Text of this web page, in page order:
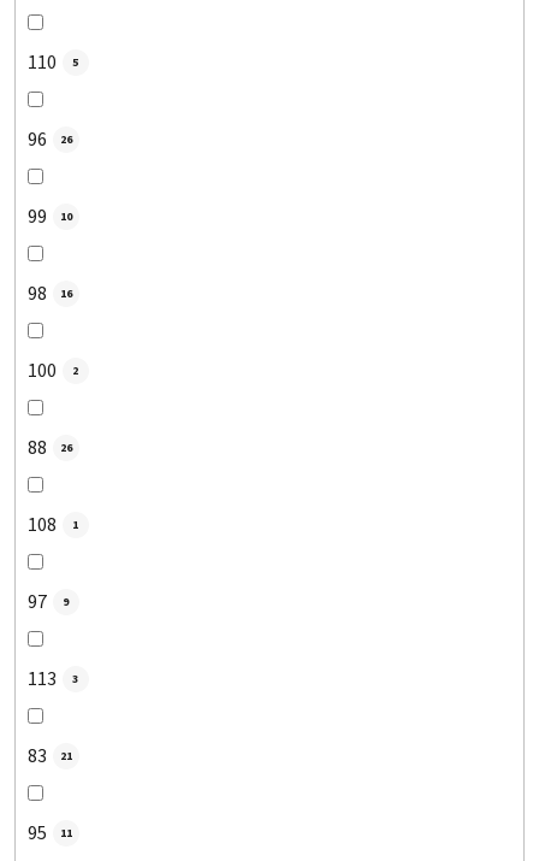
110 5
96 26
99 10
98 16
100 2
88 26
108 1
97 9
113 3
83 21
95 11